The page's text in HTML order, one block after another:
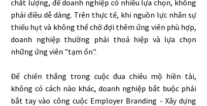
chất lượng, để doanh nghiệp có nhiều lựa chọn, không
phải điều dễ dàng. Trên thực tế, khi nguồn lực nhân sự
thiếu hụt và không thể chờ đợi thêm ứng viên phù hợp,
doanh nghiệp thường phải thoả hiệp và lựa chọn
những ứng viên "tạm ổn".
Để chiến thắng trong cuộc đua chiêu mộ hiền tài,
không có cách nào khác, doanh nghiệp bắt buộc phải
bắt tay vào công cuộc Employer Branding - Xây dựng